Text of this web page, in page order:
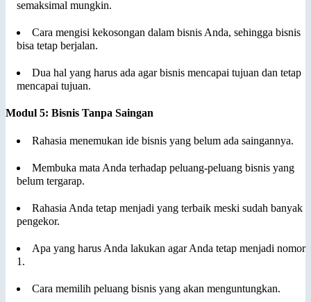
semaksimal mungkin.
Cara mengisi kekosongan dalam bisnis Anda, sehingga bisnis
bisa tetap berjalan.
Dua hal yang harus ada agar bisnis mencapai tujuan dan tetap
mencapai tujuan.
Modul 5: Bisnis Tanpa Saingan
Rahasia menemukan ide bisnis yang belum ada saingannya.
Membuka mata Anda terhadap peluang-peluang bisnis yang
belum tergarap.
Rahasia Anda tetap menjadi yang terbaik meski sudah banyak
pengekor.
Apa yang harus Anda lakukan agar Anda tetap menjadi nomor
1.
Cara memilih peluang bisnis yang akan menguntungkan.